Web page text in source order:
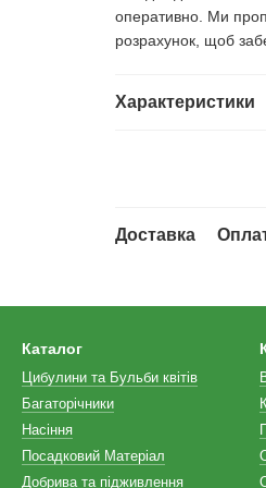
оперативно. Ми
розрахунок, щоб
Характеристики
Доставка
Каталог
Цибулини та Бульби квітів
Багаторічники
Насіння
Посадковий Матеріал
Добрива та підживлення